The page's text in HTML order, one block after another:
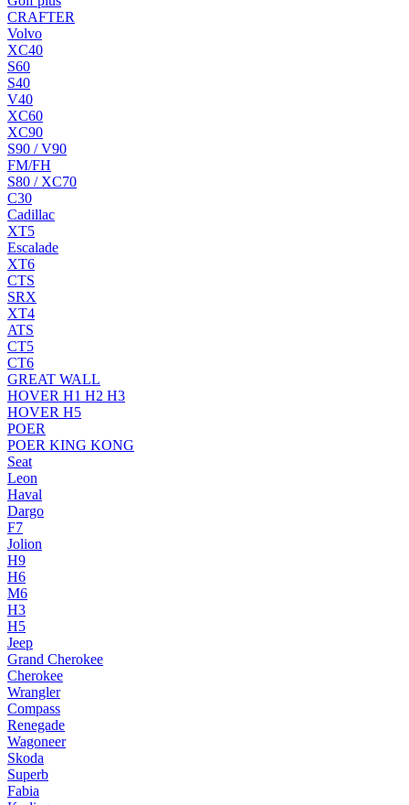
CRAFTER
Volvo
XC40
S60
S40
V40
XC60
XC90
S90 / V90
FM/FH
S80 / XC70
C30
Cadillac
XT5
Escalade
XT6
CTS
SRX
XT4
ATS
CT5
CT6
GREAT WALL
HOVER H1 H2 H3
HOVER H5
POER
POER KING KONG
Seat
Leon
Haval
Dargo
F7
Jolion
H9
H6
M6
H3
H5
Jeep
Grand Cherokee
Cherokee
Wrangler
Compass
Renegade
Wagoneer
Skoda
Superb
Fabia